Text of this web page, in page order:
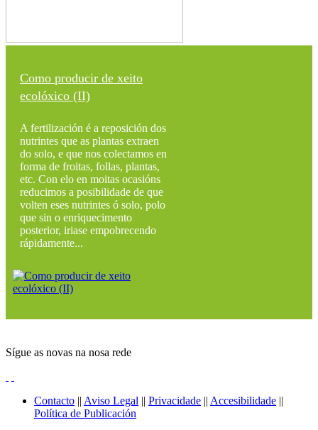
Como producir de xeito
ecolóxico (II)
A fertilización é a reposición dos
nutrintes que as plantas extraen
do solo, e que nos colectamos en
forma de froitas, follas, plantas,
etc. Con elo en moitas ocasións
reducimos a posibilidade de que
volten eses nutrintes ó solo, polo
que sin o enriquecimento
posterior, iriase empobrecendo
rápidamente...
Sígue as novas na nosa rede
Contacto || Aviso Legal || Privacidade || Accesibilidade ||
Política de Publicación